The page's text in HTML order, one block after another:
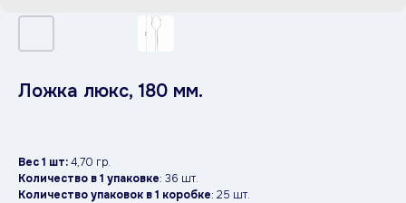
Ложка люкс, 180 мм.
Вес 1 шт:4,70 гр.
Количество в 1 упаковке: 36 шт.
Количество упаковок в 1 коробке: 25 шт.